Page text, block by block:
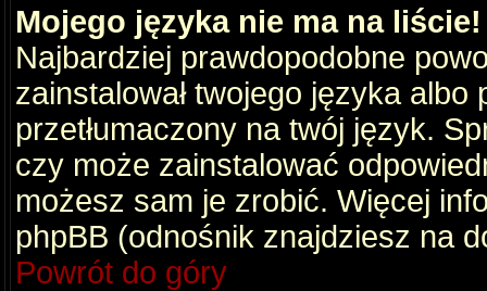
Mojego języka nie ma na liście!
Najbardziej prawdopodobne
zainstalował twojego języka albo
przetłumaczony na twój język.
czy może zainstalować
możesz sam je zrobić. Więcej
phpBB (odnośnik znajdziesz na
Powrót do góry